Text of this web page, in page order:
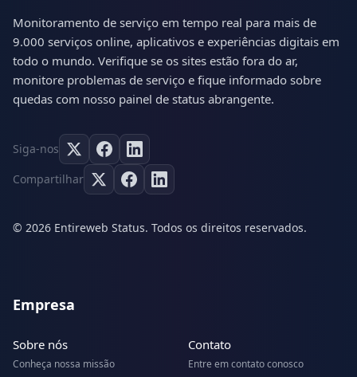
Monitoramento de serviço em tempo real para mais de
9.000 serviços online, aplicativos e experiências digitais em
todo o mundo. Verifique se os sites estão fora do ar,
monitore problemas de serviço e fique informado sobre
quedas com nosso painel de status abrangente.
Siga-nos
Compartilhar
© 2026 Entireweb Status. Todos os direitos reservados.
Empresa
Sobre nós
Conheça nossa missão
Contato
Entre em contato conosco